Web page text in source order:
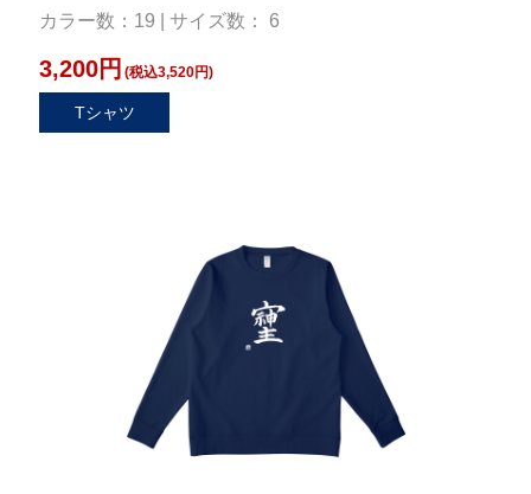
カラー数：19 | サイズ数： 6
3,200円 (税込3,520円)
Tシャツ